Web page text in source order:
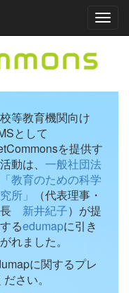
等教育機関向け
として
を提供す
動は、 一般社団法
教育のための科学
所」
（代表理事・
新井紀子）が提
るedumapに引き
れました。
に関するプレ
さい。